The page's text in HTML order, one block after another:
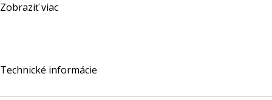
Zobraziť viac
Technické informácie